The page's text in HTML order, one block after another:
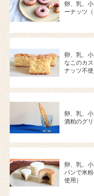
卵、乳、
ーナッツ
卵、乳、
なこのカ
ナッツ不使
卵、乳、
酒粕のグ
卵、乳、
パンで米
使用）